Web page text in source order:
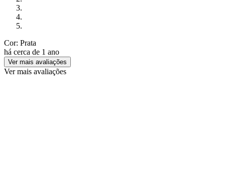
Cor: Prata
há cerca de 1 ano
Ver mais avaliações
Ver mais avaliações